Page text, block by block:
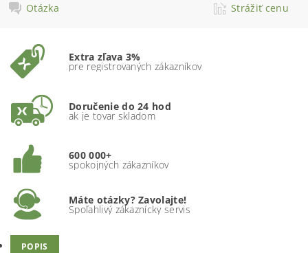
Otázka
Strážiť cenu
Extra zľava 3%
pre registrovaných zákazníkov
Doručenie do 24 hod
ak je tovar skladom
600 000+
spokojných zákazníkov
Máte otázky? Zavolajte!
Spoľahlivý zákaznícky servis
POPIS